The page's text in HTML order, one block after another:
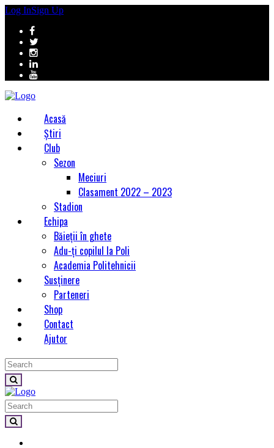
Log InSign Up
Acasă
Știri
Club
Sezon
Meciuri
Clasament 2022 – 2023
Stadion
Echipa
Băieții în ghete
Adu-ți copilul la Poli
Academia Politehnicii
Susținere
Parteneri
Shop
Contact
Ajutor